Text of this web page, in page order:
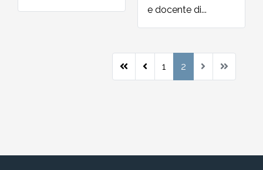
e docente di...
1 2
2001-2002